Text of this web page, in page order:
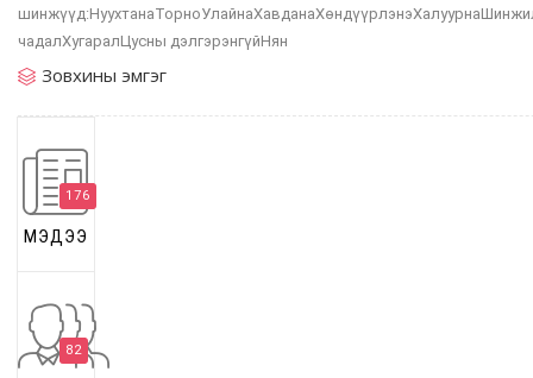
чадалХугаралЦусны дэлгэрэнгүйНян
Зовхины эмгэг
176
МЭДЭЭ
82